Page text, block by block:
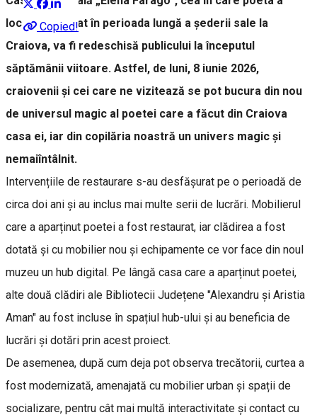
Copied!
locuit și a creat în perioada lungă a șederii sale la
Craiova, va fi redeschisă publicului la începutul
săptămânii viitoare. Astfel, de luni, 8 iunie 2026,
craiovenii și cei care ne vizitează se pot bucura din nou
de universul magic al poetei care a făcut din Craiova
casa ei, iar din copilăria noastră un univers magic și
nemaiîntâlnit.
Intervențiile de restaurare s-au desfășurat pe o perioadă de
circa doi ani și au inclus mai multe serii de lucrări. Mobilierul
care a aparținut poetei a fost restaurat, iar clădirea a fost
dotată și cu mobilier nou și echipamente ce vor face din noul
muzeu un hub digital. Pe lângă casa care a aparținut poetei,
alte două clădiri ale Bibliotecii Județene "Alexandru și Aristia
Aman" au fost incluse în spațiul hub-ului și au beneficia de
lucrări și dotări prin acest proiect.
De asemenea, după cum deja pot observa trecătorii, curtea a
fost modernizată, amenajată cu mobilier urban și spații de
socializare, pentru cât mai multă interactivitate și contact cu